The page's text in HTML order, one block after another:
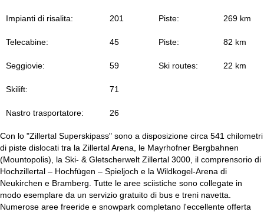
Impianti di risalita: 201 Piste: 269 km
Telecabine: 45 Piste: 82 km
Seggiovie: 59 Ski routes: 22 km
Skilift: 71
Nastro trasportatore: 26
Con lo "Zillertal Superskipass" sono a disposizione circa 541 chilometri
di piste dislocati tra la Zillertal Arena, le Mayrhofner Bergbahnen
(Mountopolis), la Ski- & Gletscherwelt Zillertal 3000, il comprensorio di
Hochzillertal – Hochfügen – Spieljoch e la Wildkogel-Arena di
Neukirchen e Bramberg. Tutte le aree sciistiche sono collegate in
modo esemplare da un servizio gratuito di bus e treni navetta.
Numerose aree freeride e snowpark completano l'eccellente offerta